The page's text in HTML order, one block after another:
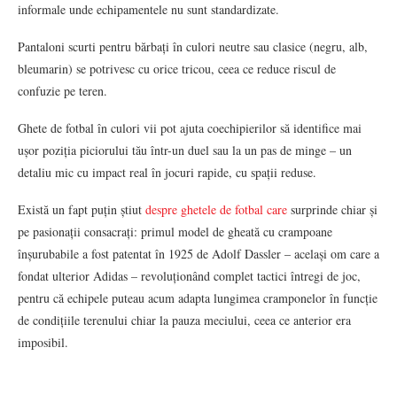
informale unde echipamentele nu sunt standardizate.
Pantaloni scurti pentru bărbați în culori neutre sau clasice (negru, alb,
bleumarin) se potrivesc cu orice tricou, ceea ce reduce riscul de
confuzie pe teren.
Ghete de fotbal în culori vii pot ajuta coechipierilor să identifice mai
ușor poziția piciorului tău într-un duel sau la un pas de minge – un
detaliu mic cu impact real în jocuri rapide, cu spații reduse.
Există un fapt puțin știut despre ghetele de fotbal care surprinde chiar și
pe pasionații consacrați: primul model de gheată cu crampoane
înșurubabile a fost patentat în 1925 de Adolf Dassler – același om care a
fondat ulterior Adidas – revoluționând complet tactici întregi de joc,
pentru că echipele puteau acum adapta lungimea cramponelor în funcție
de condițiile terenului chiar la pauza meciului, ceea ce anterior era
imposibil.